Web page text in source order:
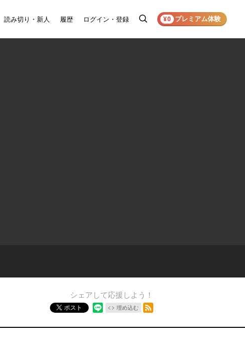
読み切り・新人 履歴 ログイン・登録
検
¥0 プレミアム体験
シェアして応援しよう！
ポスト 埋め込む